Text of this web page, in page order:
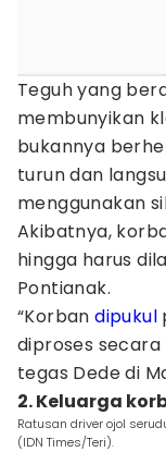
Teguh yang
membunyikan
bukannya
turun dan
menggunakan
Akibatnya,
hingga harus
Pontianak.
“Korbandipukul
diproses secara
tegas Dede di
2. Keluarga
Ratusan driver ojol
(IDN Times/Teri).